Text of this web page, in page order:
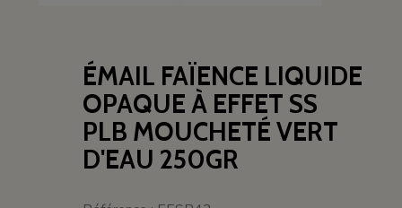
ÉMAIL FAÏENCE LIQUIDE
OPAQUE À EFFET SS
PLB MOUCHETÉ VERT
D'EAU 250GR